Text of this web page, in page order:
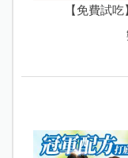
【免費試